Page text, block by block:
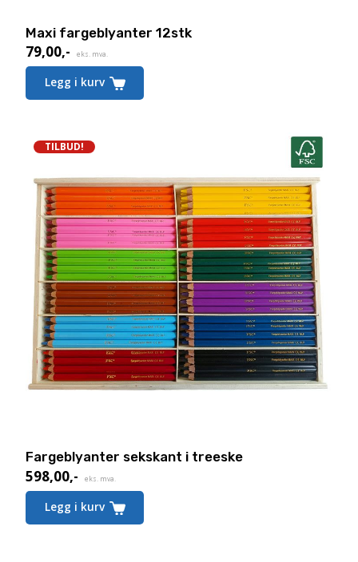
Maxi fargeblyanter 12stk
79,00,- eks. mva.
Legg i kurv
Dette
har
på
produktsiden
TILBUD!
Fargeblyanter sekskant i treeske
598,00,-
Nåværende
pris
eks. mva.
Legg i kurv